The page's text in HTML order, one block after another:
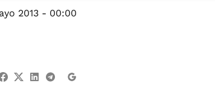
GENERAL
2013 - 00:00